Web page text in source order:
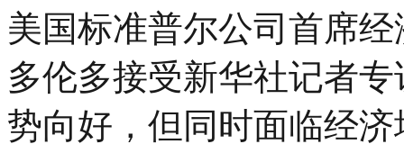
美国标准普尔公司首席
多伦多接受新华社记者
势向好，但同时面临经